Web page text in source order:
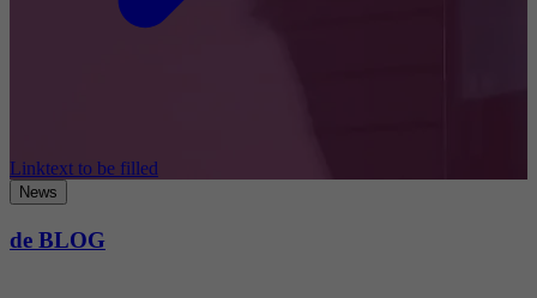
Linktext to be filled
News
de BLOG